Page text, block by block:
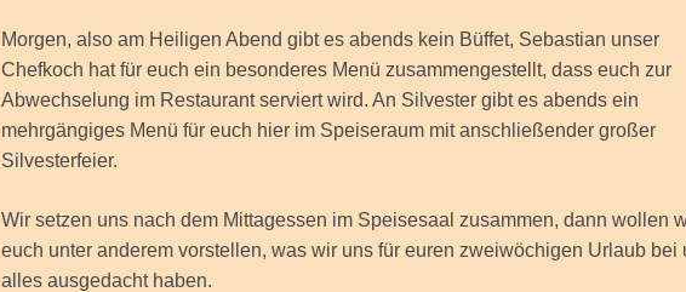
Morgen, also am Heiligen Abend gibt es abends kein Büffet, Sebastian unser
Chefkoch hat für euch ein besonderes Menü zusammengestellt, dass euch zur
Abwechselung im Restaurant serviert wird. An Silvester gibt es abends ein
mehrgängiges Menü für euch hier im Speiseraum mit anschließender großer
Silvesterfeier.
Wir setzen uns nach dem Mittagessen im Speisesaal zusammen, dann wollen
euch unter anderem vorstellen, was wir uns für euren zweiwöchigen Urlaub bei
alles ausgedacht haben.